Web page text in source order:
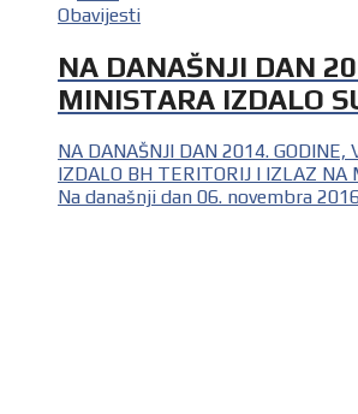
Obavijesti
NA DANAŠNJI DAN
MINISTARA IZDALO
NA DANAŠNJI DAN 2014. GODINE,
IZDALO BH TERITORIJ I IZLAZ NA
Na današnji dan 06. novembra